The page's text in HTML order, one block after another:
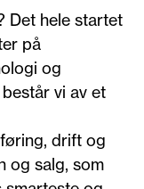
Det hele startet
på
og
vi av et
drift og
og salg, som